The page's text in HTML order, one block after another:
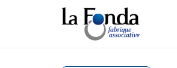
principal